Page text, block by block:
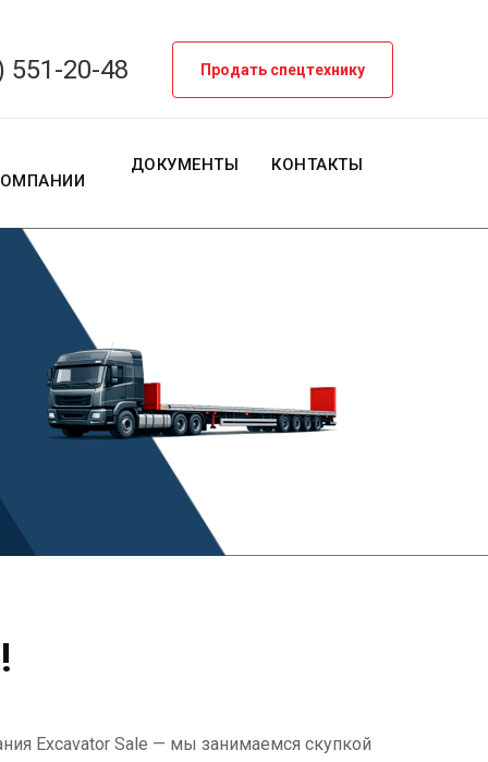
551-20-48 Продать спецтехнику
ДОКУМЕНТЫ КОНТАКТЫ
Excavator Sale — мы занимаемся скупкой